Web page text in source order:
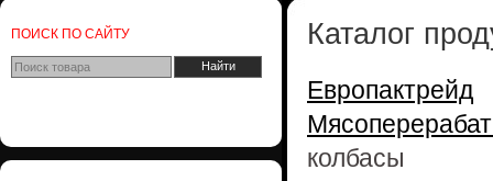
ПОИСК ПО САЙТУ Каталог
Европактрейд
колбасы